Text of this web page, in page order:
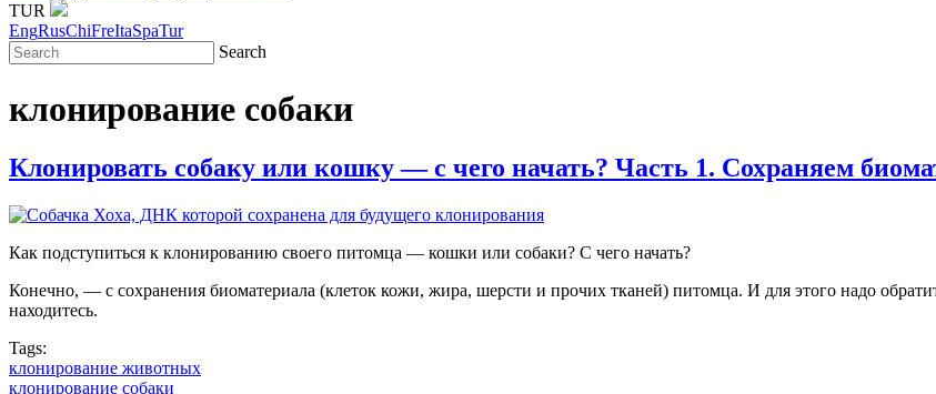
TUR
EngRusChiFreItaSpaTur
Search
клонирование собаки
Клонировать собаку или кошку — с чего начать? Часть 1. Сохраняем
Как подступиться к клонированию своего питомца — кошки или собаки? С чего начать?
Конечно, — с сохранения биоматериала (клеток кожи, жира, шерсти и прочих тканей) питомца. И для этого надо
находитесь.
Tags:
клонирование животных
клонирование собаки